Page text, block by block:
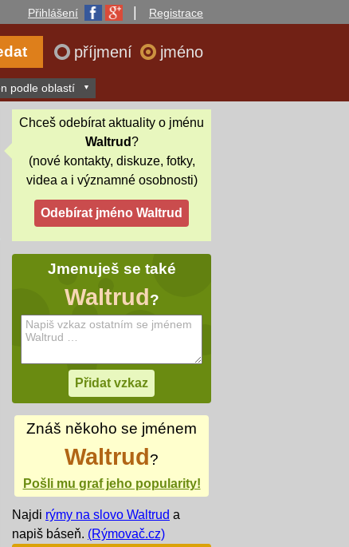
Přihlášení Registrace
příjmení jméno
podle oblastí
Chceš odebírat aktuality o jménu
Waltrud?
(nové kontakty, diskuze, fotky,
videa a i významné osobnosti)
Jmenuješ se také
Waltrud?
Znáš někoho se jménem
Waltrud ?
Pošli mu graf jeho popularity!
Najdi rýmy na slovo Waltrud a
napiš báseň. (Rýmovač.cz)